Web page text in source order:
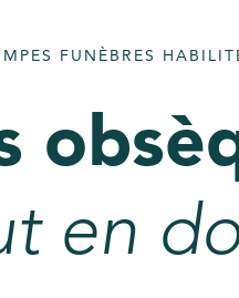
à
tombale
Advitam dans la
Consultez notre
FUNÈBRES
en